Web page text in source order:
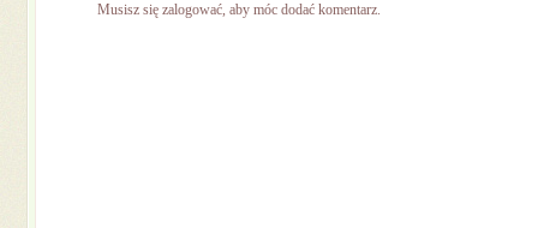
Musisz się zalogować, aby móc dodać komentarz.